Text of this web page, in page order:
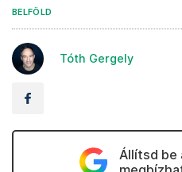
BELFÖLD
Tóth Gergely
Állítsd be